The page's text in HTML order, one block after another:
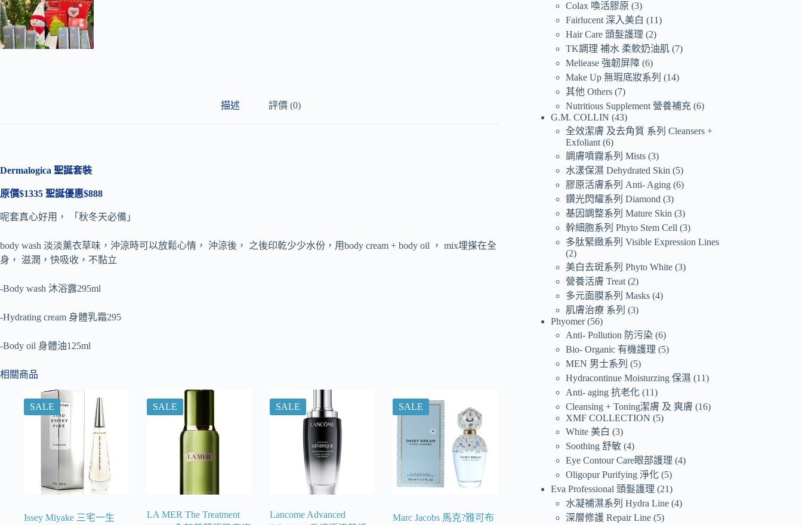
描述 評價 (0)
Dermalogica 聖誕套裝
原價$1335 聖誕優惠$888
呢套真心好用， 「秋冬天必備」
body wash 淡淡薰衣草味，沖涼時可以放鬆心情， 沖涼後， 之後印乾少少水份，用body cream + body oil ， mix埋搽在全
身， 滋潤，快吸收，不黏立
-Body wash 沐浴露295ml
-Hydrating cream 身體乳霜295
-Body oil 身體油125ml
相關商品
SALE
Issey Miyake 三宅一生
SALE
LA MER The Treatment
SALE
Lancome Advanced
SALE
Marc Jacobs 馬克?雅可布
Colax 喚活膠原 3
Fairlucent 深入美白
11
Hair Care 頭髮護理
2
TK調理 補水 柔軟奶油肌 7
Meliease 強韌屏障 6
Make Up 無瑕底妝系列
14
其他 Others 7
Nutritious Supplement 營養補充 6
G.M. COLLIN 43
全效潔膚 及去角質 系列 Cleansers +
Exfoliant 6
調膚噴霧系列 Mists 3
水漾保濕 Dehydrated Skin
5
膠原活膚系列 Anti- Aging 6
鑽光閃耀系列 Diamond 3
基因調整系列 Mature Skin 3
幹細胞系列 Phyto Stem Cell 3
多肽緊緻系列 Visible Expression Lines
2
美白去斑系列 Phyto White 3
營養活膚 Treat 2
多元面膜系列 Masks 4
肌膚治療 系列
3
Phyomer 56
Anti- Pollution 防污染 6
Bio- Organic 有機護理
5
MEN 男士系列
5
Hydracontinue Moisturzing 保濕
11
Anti- aging 抗老化 11
Cleansing + Toning潔膚 及 爽膚
16
XMF COLLECTION
5
White 美白
3
Soothing 舒敏 4
Eye Contour Care眼部護理 4
Oligopur Purifying 淨化 5
Eva Professional 頭髮護理
21
水凝補濕系列 Hydra Line 4
深層修護 Repair Line 5